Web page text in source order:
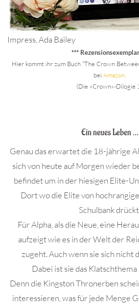
Impress, Ada Bailey
***
Hier kommt ihr zum Buch “The Crown
bei Amazon.
(Die »Crown«-Dilogie
Ein neues Leben …
Genau das erwartet die 18-jährige
sich von heute auf Morgen wieder
befindet um in der hiesigen Elite-
Dort wo die Elite von
Schulbank
Für Alpha, als die Neue, eine
aufzeigt wie es in der Welt der
zugeht. Auch wenn sie sich nicht
Dabei ist sie das
Denn die Kingston Thronerben
interessieren, was für jede Menge